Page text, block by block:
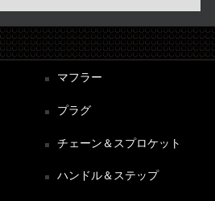
マフラー
プラグ
チェーン＆スプロケット
ハンドル＆ステップ